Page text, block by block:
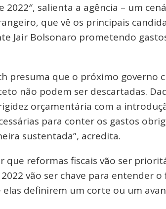
2022″, salienta a agência – um
que vê os principais
Jair Bolsonaro prometendo
presuma que o próximo governo
não podem ser descartadas.
orçamentária com a
para conter os gastos
sustentada”, acredita.
que reformas fiscais vão ser
2022 vão ser chave para entender
elas definirem um corte ou um